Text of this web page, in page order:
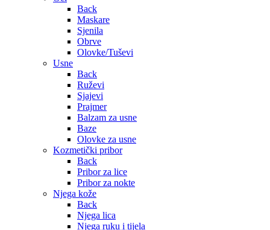
Back
Maskare
Sjenila
Obrve
Olovke/Tuševi
Usne
Back
Ruževi
Sjajevi
Prajmer
Balzam za usne
Baze
Olovke za usne
Kozmetički pribor
Back
Pribor za lice
Pribor za nokte
Njega kože
Back
Njega lica
Njega ruku i tijela